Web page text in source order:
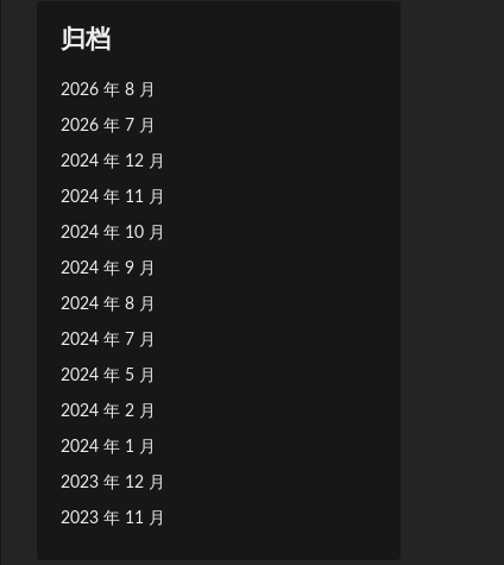
归档
2026 年 8 月
2026 年 7 月
2024 年 12 月
2024 年 11 月
2024 年 10 月
2024 年 9 月
2024 年 8 月
2024 年 7 月
2024 年 5 月
2024 年 2 月
2024 年 1 月
2023 年 12 月
2023 年 11 月